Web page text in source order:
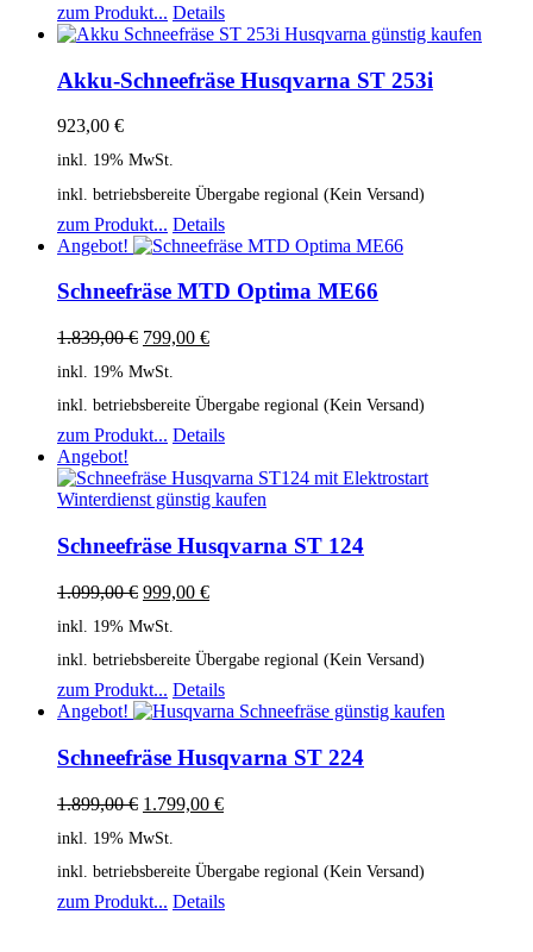
zum Produkt... Details
Akku-Schneefräse Husqvarna ST 253i
923,00 €
inkl. 19% MwSt.
inkl. betriebsbereite Übergabe regional (Kein Versand)
zum Produkt... Details
Angebot!
Schneefräse MTD Optima ME66
1.839,00€ 799,00 €
inkl. 19% MwSt.
inkl. betriebsbereite Übergabe regional (Kein Versand)
zum Produkt... Details
Angebot!
Schneefräse Husqvarna ST 124
1.099,00€ 999,00 €
inkl. 19% MwSt.
inkl. betriebsbereite Übergabe regional (Kein Versand)
zum Produkt... Details
Angebot!
Schneefräse Husqvarna ST 224
1.899,00€ 1.799,00 €
inkl. 19% MwSt.
inkl. betriebsbereite Übergabe regional (Kein Versand)
zum Produkt... Details